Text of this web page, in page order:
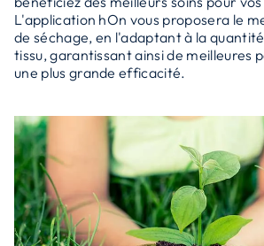
L'application hOn vous proposera le
de séchage, en l'adaptant à la
tissu, garantissant ainsi de meilleures
une plus grande efficacité.